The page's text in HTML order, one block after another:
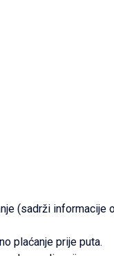
(sadrži informacije
plaćanje prije puta.